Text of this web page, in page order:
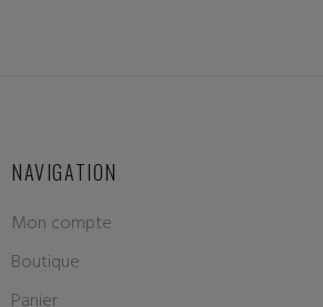
NAVIGATION
Mon compte
Boutique
Panier